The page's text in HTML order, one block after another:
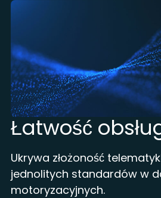
Łatwość
Ukrywa złożoność
jednolitych standardów w
motoryzacyjnych.